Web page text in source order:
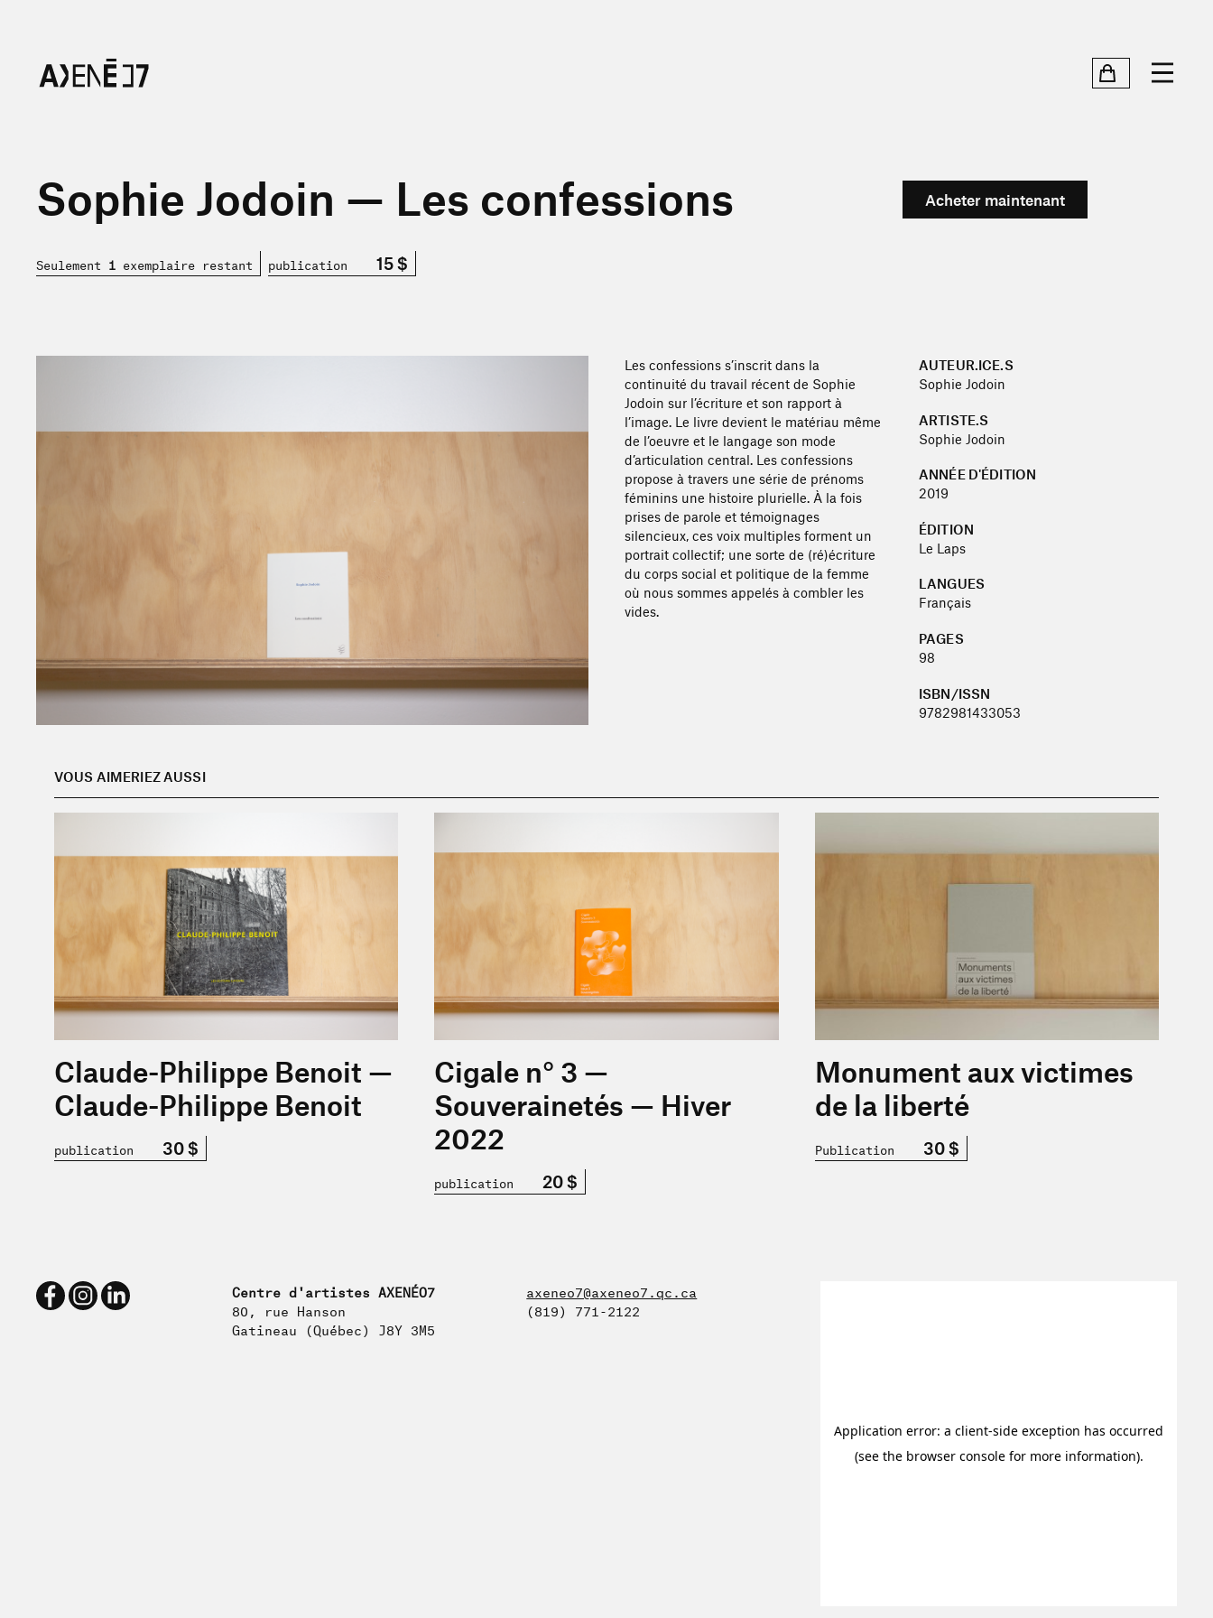
Sophie Jodoin — Les confessions Acheter maintenant
Seulement 1 exemplaire restant publication 15 $
Les confessions s’inscrit dans la
continuité du travail récent de Sophie
Jodoin sur l’écriture et son rapport à
l’image. Le livre devient le matériau même
de l’oeuvre et le langage son mode
d’articulation central. Les confessions
propose à travers une série de prénoms
féminins une histoire plurielle. À la fois
prises de parole et témoignages
silencieux, ces voix multiples forment un
portrait collectif; une sorte de (ré)écriture
du corps social et politique de la femme
où nous sommes appelés à combler les
vides.
AUTEUR.ICE.S
Sophie Jodoin
ARTISTE.S
Sophie Jodoin
ANNÉE D'ÉDITION
2019
ÉDITION
Le Laps
LANGUES
Français
PAGES
98
ISBN/ISSN
9782981433053
VOUS AIMERIEZ AUSSI
Claude-Philippe Benoit —
Claude-Philippe Benoit
publication 30 $
Cigale n° 3 —
Souverainetés — Hiver
2022
publication 20 $
Monument aux victimes
de la liberté
Publication 30 $
Centre d'artistes AXENÉO7
80, rue Hanson
Gatineau (Québec) J8Y 3M5
axeneo7@axeneo7.qc.ca
(819) 771-2122